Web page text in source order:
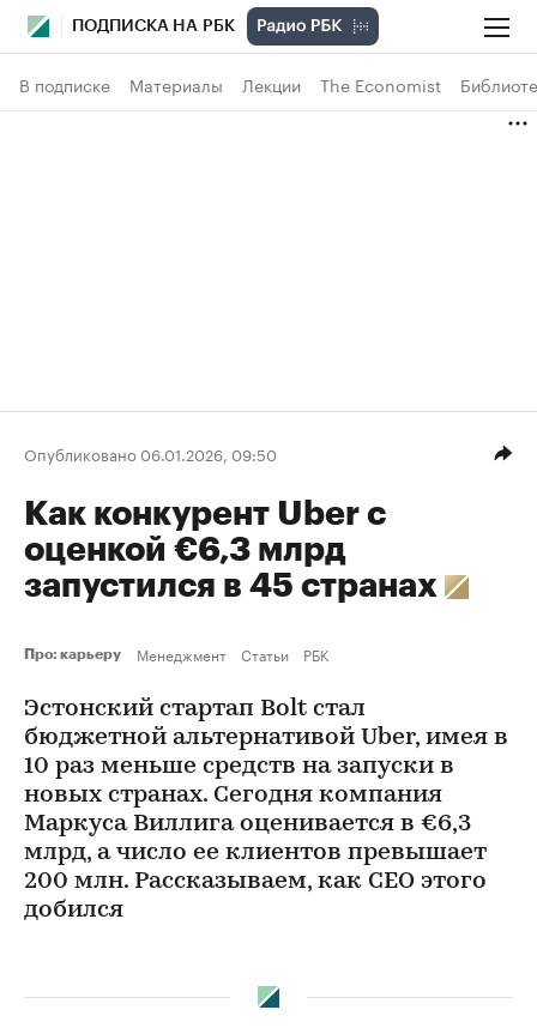
ПОДПИСКА НА РБК
В подписке Материалы Лекции The Economist
Опубликовано 06.01.2026, 09:50
Как конкурент Uber с
оценкой €6,3 млрд
запустился в 45 странах
Про: карьеру Менеджмент Статьи РБК
Эстонский стартап Bolt стал
бюджетной альтернативой Uber, имея в
10 раз меньше средств на запуски в
новых странах. Сегодня компания
Маркуса Виллига оценивается в €6,3
млрд, а число ее клиентов превышает
200 млн. Рассказываем, как СЕО этого
добился